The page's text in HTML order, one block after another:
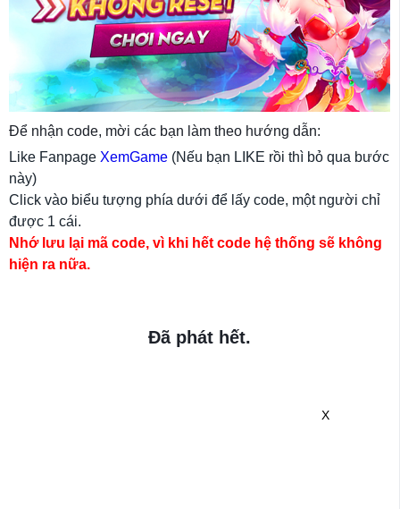
Để nhận code, mời các bạn làm theo hướng dẫn:
Like Fanpage XemGame (Nếu bạn LIKE rồi thì bỏ qua bước
này)
Click vào biểu tượng phía dưới để lấy code, một người chỉ
được 1 cái.
Nhớ lưu lại mã code, vì khi hết code hệ thống sẽ không
hiện ra nữa.
Đã phát hết.
X